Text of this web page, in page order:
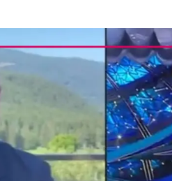
Ricette Facili e Veloci
Ricette Feste
Ricette per Bambini